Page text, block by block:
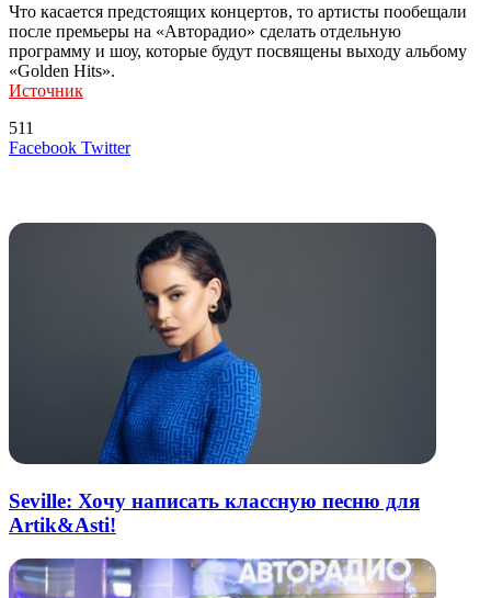
Что касается предстоящих концертов, то артисты пообещали
после премьеры на «Авторадио» сделать отдельную
программу и шоу, которые будут посвящены выходу альбому
«Golden Hits».
Источник
511
Facebook TwitterLinkedIn
Tumblr
Reddit
Вконтакте
Одноклассники
Skype
Messenger
Messenger
WhatsApp
Telegram
Viber
Line
Поделиться
Печатать
Seville: Хочу написать классную песню для
Artik&Asti!